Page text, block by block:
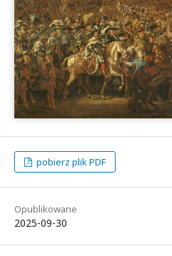
pobierz plik PDF
Opublikowane
2025-09-30